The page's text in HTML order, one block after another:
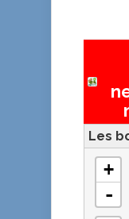
Les
+
-